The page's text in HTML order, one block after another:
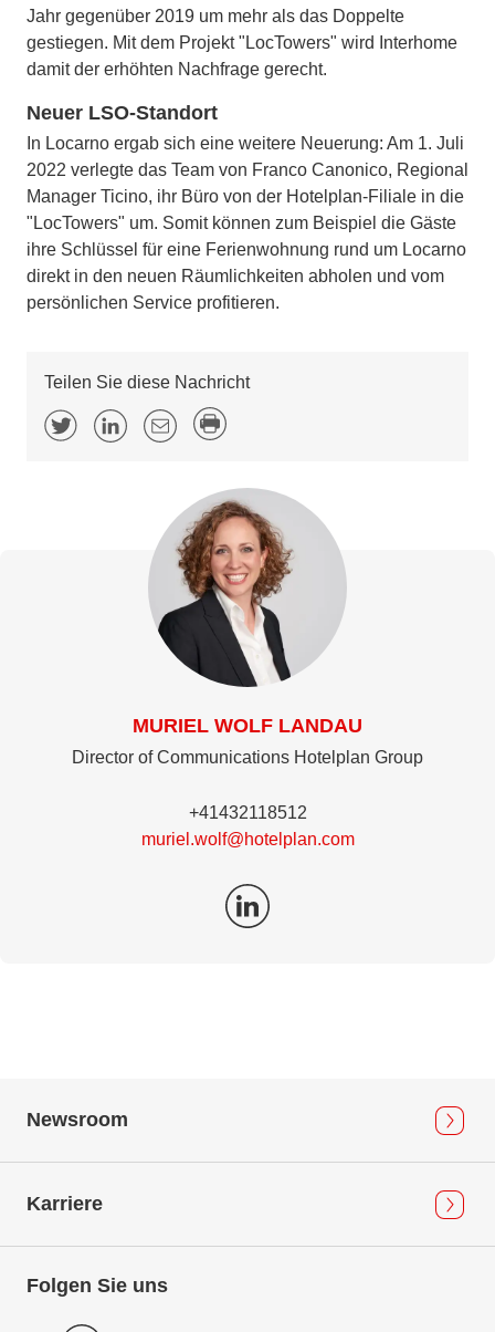
Jahr gegenüber 2019 um mehr als das Doppelte
gestiegen. Mit dem Projekt "LocTowers" wird Interhome
damit der erhöhten Nachfrage gerecht.
Neuer LSO-Standort
In Locarno ergab sich eine weitere Neuerung: Am 1. Juli
2022 verlegte das Team von Franco Canonico, Regional
Manager Ticino, ihr Büro von der Hotelplan-Filiale in die
"LocTowers" um. Somit können zum Beispiel die Gäste
ihre Schlüssel für eine Ferienwohnung rund um Locarno
direkt in den neuen Räumlichkeiten abholen und vom
persönlichen Service profitieren.
Teilen Sie diese Nachricht
MURIEL WOLF LANDAU
Director of Communications Hotelplan Group
+41432118512
muriel.wolf@hotelplan.com
Newsroom
Karriere
Folgen Sie uns